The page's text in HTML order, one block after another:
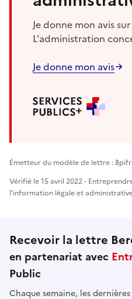
Je donne mon avis
L'administration
Je donne mon avis
Émetteur du modèle de lettre :
Vérifié le 15 avril 2022 -
l'information légale et
Recevoir la lettre
en partenariat avec
Public
Chaque semaine, les